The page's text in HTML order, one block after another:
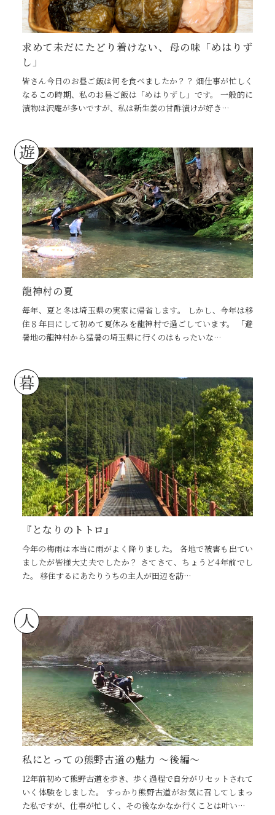
求めて未だにたどり着けない、母の味「めはりず
し」
皆さん今日のお昼ご飯は何を食べましたか？？ 畑仕事が忙しく
なるこの時期、私のお昼ご飯は「めはりずし」です。 一般的に
漬物は沢庵が多いですが、私は新生姜の甘酢漬けが好き…
遊
龍神村の夏
毎年、夏と冬は埼玉県の実家に帰省します。 しかし、今年は移
住８年目にして初めて夏休みを龍神村で過ごしています。 「避
暑地の龍神村から猛暑の埼玉県に行くのはもったいな…
暮
『となりのトトロ』
今年の梅雨は本当に雨がよく降りました。 各地で被害も出てい
ましたが皆様大丈夫でしたか？ さてさて、ちょうど4年前でし
た。 移住するにあたりうちの主人が田辺を訪…
人
私にとっての熊野古道の魅力 ～後編～
12年前初めて熊野古道を歩き、歩く過程で自分がリセットされて
いく体験をしました。 すっかり熊野古道がお気に召してしまっ
た私ですが、仕事が忙しく、その後なかなか行くことは叶い…